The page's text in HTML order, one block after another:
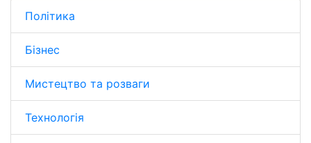
Політика
Бізнес
Мистецтво та розваги
Технологія